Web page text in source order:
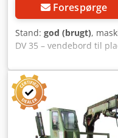
Forespørge
Stand: god (brugt),
DV 35 – vendebord til
fremføringsruller, der
- Pladens rotation drives
trykkylinder til plader,
2017 Meget robust